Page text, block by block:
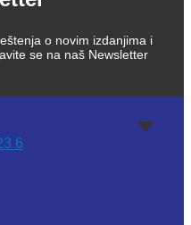
o novim izdanjima i
se na naš Newsletter